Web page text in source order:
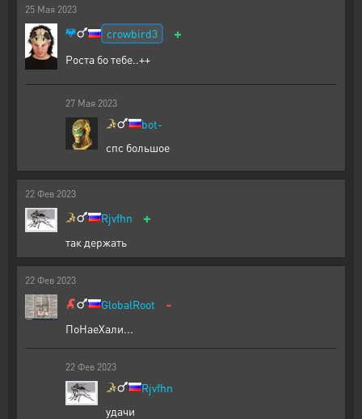
25 Мая 2023
crowbird3 +
Роста бо тебе..++
27 Мая 2023
bot-
спс большое
22 Фев 2023
Rjvfhn +
так держать
22 Фев 2023
GlobalRoot -
ПоНаеХали...
22 Фев 2023
Rjvfhn
удачи